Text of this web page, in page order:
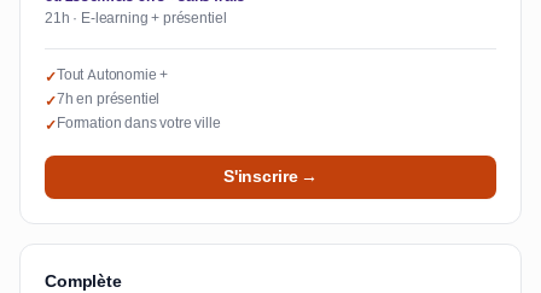
21h · E-learning + présentiel
✓Tout Autonomie +
✓7h en présentiel
✓Formation dans votre ville
S'inscrire →
Complète